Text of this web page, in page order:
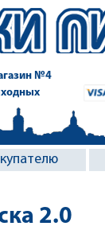
№4
2.0